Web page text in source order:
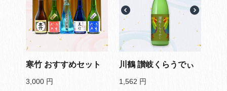
寒竹 おすすめセット
3,000 円
川鶴 讃岐くらうでぃ
1,562 円